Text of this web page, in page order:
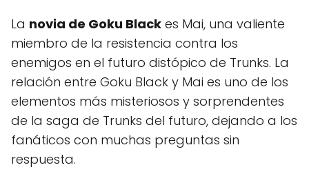
La novia de Goku Black es Mai, una valiente
miembro de la resistencia contra los
enemigos en el futuro distópico de Trunks. La
relación entre Goku Black y Mai es uno de los
elementos más misteriosos y sorprendentes
de la saga de Trunks del futuro, dejando a los
fanáticos con muchas preguntas sin
respuesta.